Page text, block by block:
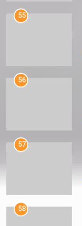
55
56
57
58